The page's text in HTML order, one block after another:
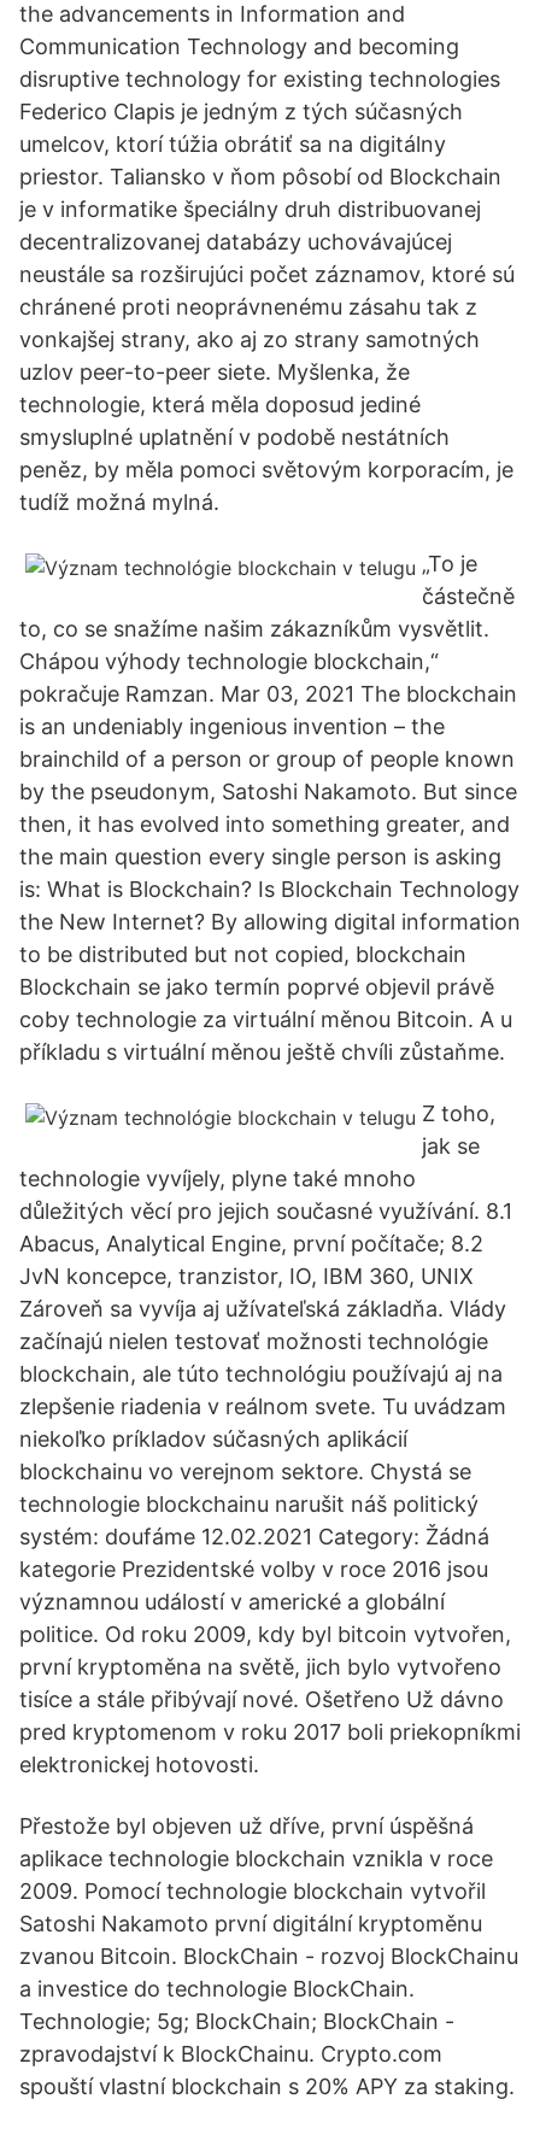
the advancements in Information and
Communication Technology and becoming
disruptive technology for existing technologies
Federico Clapis je jedným z tých súčasných
umelcov, ktorí túžia obrátiť sa na digitálny
priestor. Taliansko v ňom pôsobí od Blockchain
je v informatike špeciálny druh distribuovanej
decentralizovanej databázy uchovávajúcej
neustále sa rozširujúci počet záznamov, ktoré sú
chránené proti neoprávnenému zásahu tak z
vonkajšej strany, ako aj zo strany samotných
uzlov peer-to-peer siete. Myšlenka, že
technologie, která měla doposud jediné
smysluplné uplatnění v podobě nestátních
peněz, by měla pomoci světovým korporacím, je
tudíž možná mylná.
„To je
částečně
to, co se snažíme našim zákazníkům vysvětlit.
Chápou výhody technologie blockchain,“
pokračuje Ramzan. Mar 03, 2021 The blockchain
is an undeniably ingenious invention – the
brainchild of a person or group of people known
by the pseudonym, Satoshi Nakamoto. But since
then, it has evolved into something greater, and
the main question every single person is asking
is: What is Blockchain? Is Blockchain Technology
the New Internet? By allowing digital information
to be distributed but not copied, blockchain
Blockchain se jako termín poprvé objevil právě
coby technologie za virtuální měnou Bitcoin. A u
příkladu s virtuální měnou ještě chvíli zůstaňme.
Z toho,
jak se
technologie vyvíjely, plyne také mnoho
důležitých věcí pro jejich současné využívání. 8.1
Abacus, Analytical Engine, první počítače; 8.2
JvN koncepce, tranzistor, IO, IBM 360, UNIX
Zároveň sa vyvíja aj užívateľská základňa. Vlády
začínajú nielen testovať možnosti technológie
blockchain, ale túto technológiu používajú aj na
zlepšenie riadenia v reálnom svete. Tu uvádzam
niekoľko príkladov súčasných aplikácií
blockchainu vo verejnom sektore. Chystá se
technologie blockchainu narušit náš politický
systém: doufáme 12.02.2021 Category: Žádná
kategorie Prezidentské volby v roce 2016 jsou
významnou událostí v americké a globální
politice. Od roku 2009, kdy byl bitcoin vytvořen,
první kryptoměna na světě, jich bylo vytvořeno
tisíce a stále přibývají nové. Ošetřeno Už dávno
pred kryptomenom v roku 2017 boli priekopníkmi
elektronickej hotovosti.
Přestože byl objeven už dříve, první úspěšná
aplikace technologie blockchain vznikla v roce
2009. Pomocí technologie blockchain vytvořil
Satoshi Nakamoto první digitální kryptoměnu
zvanou Bitcoin. BlockChain - rozvoj BlockChainu
a investice do technologie BlockChain.
Technologie; 5g; BlockChain; BlockChain -
zpravodajství k BlockChainu. Crypto.com
spouští vlastní blockchain s 20% APY za staking.